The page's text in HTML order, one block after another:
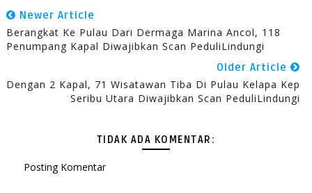
Newer Article
Berangkat Ke Pulau Dari Dermaga Marina Ancol, 118
Penumpang Kapal Diwajibkan Scan PeduliLindungi
Older Article
Dengan 2 Kapal, 71 Wisatawan Tiba Di Pulau Kelapa Kep
Seribu Utara Diwajibkan Scan PeduliLindungi
TIDAK ADA KOMENTAR:
Posting Komentar